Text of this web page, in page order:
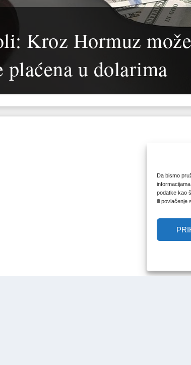
Da bismo
podatke kao
ili povlačenje
Kroz Hormuz
u dolarima